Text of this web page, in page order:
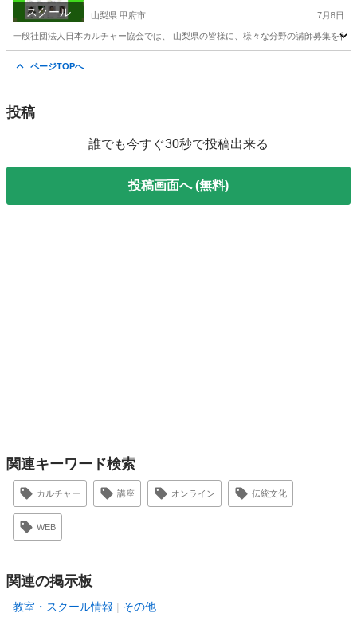
スクール 山梨県 甲府市 7月8日
一般社団法人日本カルチャー協会では、 山梨県の皆様に、様々な分野の講師募集を
ページTOPへ
投稿
誰でも今すぐ30秒で投稿出来る
投稿画面へ (無料)
関連キーワード検索
カルチャー 講座 オンライン 伝統文化
WEB
関連の掲示板
教室・スクール情報 その他